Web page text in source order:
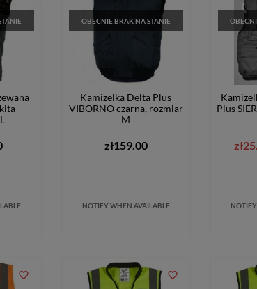
OBECNIE BRAK NA STANIE
Kamizelka Delta Plus
VIBORNO czarna, rozmiar
M
zł159.00
NOTIFY WHEN AVAILABLE
Plus
favorite_border favorite_border